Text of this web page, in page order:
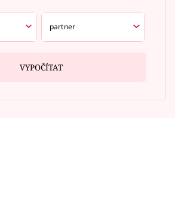
VYPOČÍTAT